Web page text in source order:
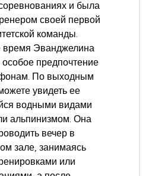
и была
своей первой
команды.
время Эванджелина
особое предпочтение
По выходным
увидеть ее
водными видами
альпинизмом. Она
вечер в
зале, занимаясь
или